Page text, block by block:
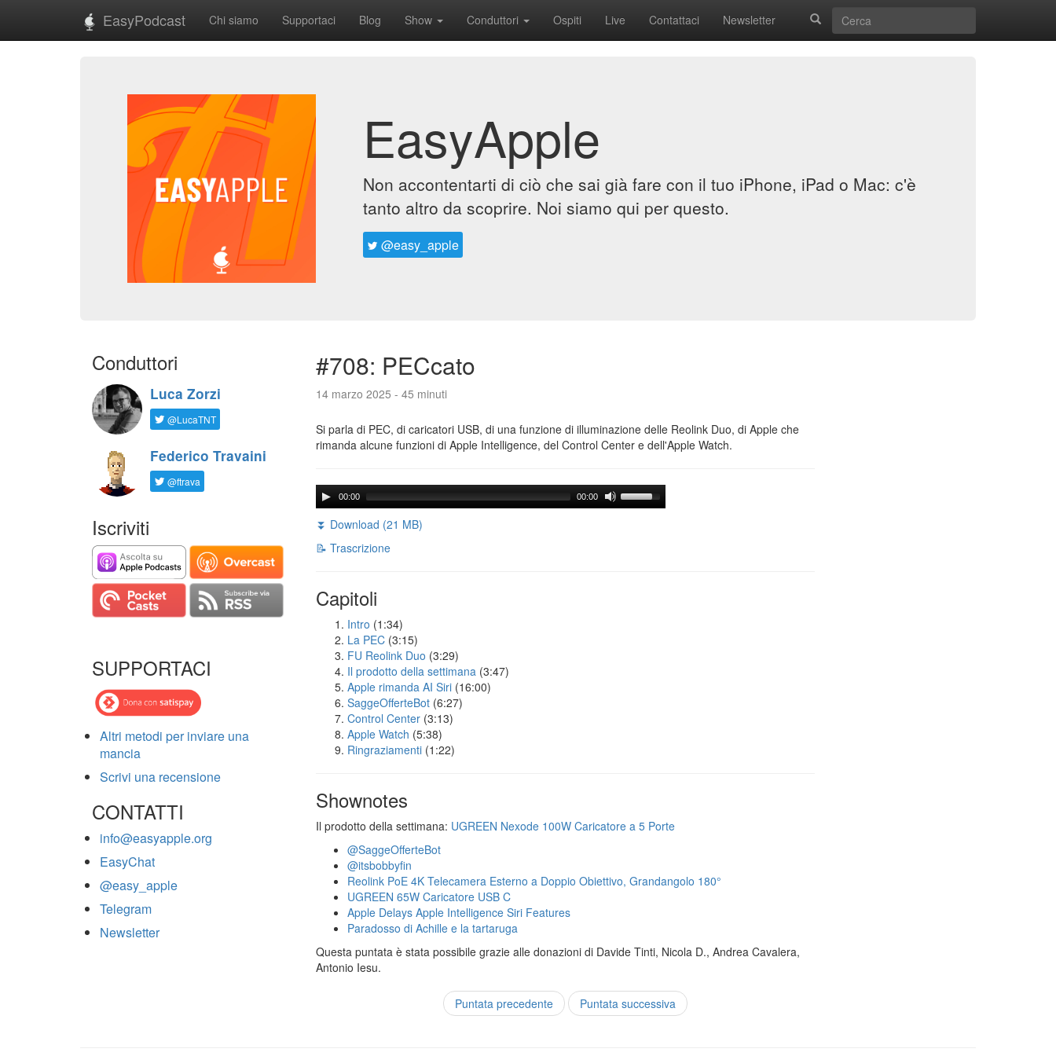
EasyPodcast Chi siamo Supportaci Blog Show Conduttori Ospiti Live Contattaci Newsletter
EasyApple
Non accontentarti di ciò che sai già fare con il tuo iPhone, iPad o Mac: c'è
tanto altro da scoprire. Noi siamo qui per questo.
@easy_apple
Conduttori
Luca Zorzi
@LucaTNT
Federico Travaini
@ftrava
Iscriviti
SUPPORTACI
Altri metodi per inviare una
mancia
Scrivi una recensione
CONTATTI
info@easyapple.org
EasyChat
@easy_apple
Telegram
Newsletter
#708: PECcato
14 marzo 2025 - 45 minuti
Si parla di PEC, di caricatori USB, di una funzione di illuminazione delle Reolink Duo, di Apple che
rimanda alcune funzioni di Apple Intelligence, del Control Center e dell'Apple Watch.
00:00 00:00
⏬ Download (21 MB)
📝 Trascrizione
Capitoli
Intro (1:34)
La PEC (3:15)
FU Reolink Duo (3:29)
Il prodotto della settimana (3:47)
Apple rimanda AI Siri (16:00)
SaggeOfferteBot (6:27)
Control Center (3:13)
Apple Watch (5:38)
Ringraziamenti (1:22)
Shownotes
Il prodotto della settimana: UGREEN Nexode 100W Caricatore a 5 Porte
@SaggeOfferteBot
@itsbobbyfin
Reolink PoE 4K Telecamera Esterno a Doppio Obiettivo, Grandangolo 180°
UGREEN 65W Caricatore USB C
Apple Delays Apple Intelligence Siri Features
Paradosso di Achille e la tartaruga
Questa puntata è stata possibile grazie alle donazioni di Davide Tinti, Nicola D., Andrea Cavalera,
Antonio Iesu.
Puntata precedente Puntata successiva